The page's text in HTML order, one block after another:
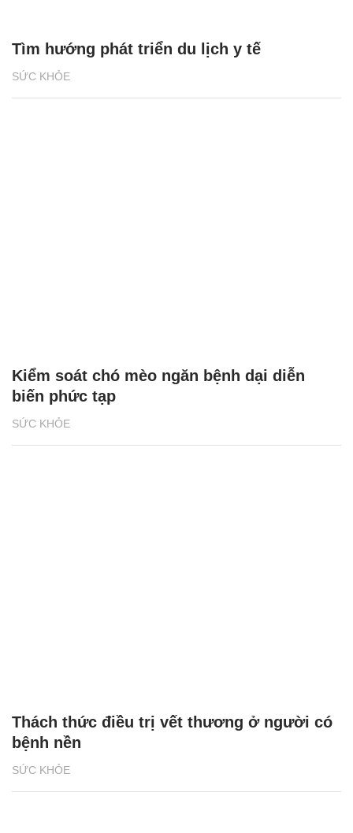
SỨC KHỎE
Tìm hướng phát triển du lịch y tế
SỨC KHỎE
Kiểm soát chó mèo ngăn bệnh dại diễn
biến phức tạp
SỨC KHỎE
Thách thức điều trị vết thương ở người có
bệnh nền